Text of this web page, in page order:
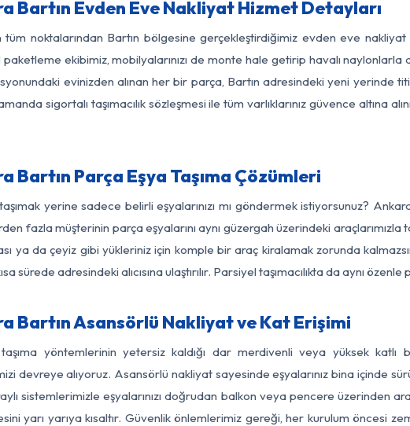
Bartın Evden Eve Nakliyat Hizmet Detayları
tüm noktalarından Bartın bölgesine gerçekleştirdiğimiz evden eve
ekibimiz, mobilyalarınızı de monte hale getirip havalı naylonlarla
evinizden alınan her bir parça, Bartın adresindeki yeni yerinde
sigortalı taşımacılık sözleşmesi ile tüm varlıklarınız güvence altına
Bartın Parça Eşya Taşıma Çözümleri
yerine sadece belirli eşyalarınızı mı göndermek istiyorsunuz?
fazla müşterinin parça eşyalarını aynı güzergah üzerindeki
ya da çeyiz gibi yükleriniz için komple bir araç kiralamak zorunda
sürede adresindeki alıcısına ulaştırılır. Parsiyel taşımacılıkta da aynı
Bartın Asansörlü Nakliyat ve Kat Erişimi
yöntemlerinin yetersiz kaldığı dar merdivenli veya yüksek
devreye alıyoruz. Asansörlü nakliyat sayesinde eşyalarınız bina içinde
sistemlerimizle eşyalarınızı doğrudan balkon veya pencere üzerinden
yarı yarıya kısaltır. Güvenlik önlemlerimiz gereği, her kurulum öncesi